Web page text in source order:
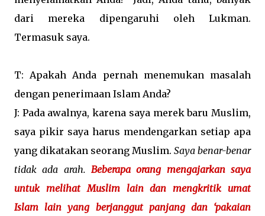
dari mereka dipengaruhi oleh Lukman.
Termasuk saya.
T: Apakah Anda pernah menemukan masalah
dengan penerimaan Islam Anda?
J: Pada awalnya, karena saya merek baru Muslim,
saya pikir saya harus mendengarkan setiap apa
yang dikatakan seorang Muslim. Saya benar-benar
tidak ada arah. Beberapa orang mengajarkan saya
untuk melihat Muslim lain dan mengkritik umat
Islam lain yang berjanggut panjang dan ‘pakaian